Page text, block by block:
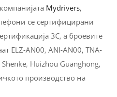
Mydrivers,
се сертифицирани
3C, а броевите
ELZ-AN00, ANI-AN00, TNA-
Huizhou Guanghong,
производство на